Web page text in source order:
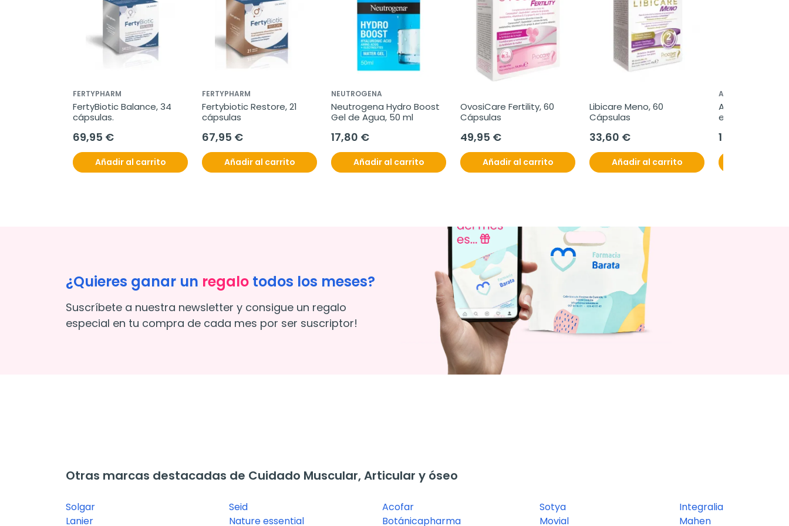
FERTYPHARM
FertyBiotic Balance, 34
cápsulas.
69,95 €
Añadir al carrito
FERTYPHARM
Fertybiotic Restore, 21
cápsulas
67,95 €
Añadir al carrito
NEUTROGENA
Neutrogena Hydro Boost
Gel de Agua, 50 ml
17,80 €
Añadir al carrito
OvosiCare Fertility, 60
Cápsulas
49,95 €
Añadir al carrito
Libicare Meno, 60
Cápsulas
33,60 €
Añadir al carrito
ABOCA
Aboca Aliviolas
estreñimiento,
15,50 €
¿Quieres ganar un regalo todos los meses?
Suscríbete a nuestra newsletter y consigue un regalo
especial en tu compra de cada mes por ser suscriptor!
Otras marcas destacadas de Cuidado Muscular, Articular y óseo
Solgar
Lanier
Seid
Nature essential
Acofar
Botánicapharma
Sotya
Movial
Integralia
Mahen